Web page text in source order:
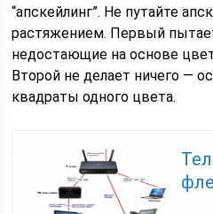
“апскейлинг”. Не путайте
растяжением. Первый
недостающие на основе
Второй не делает ничего —
квадраты одного цвета.